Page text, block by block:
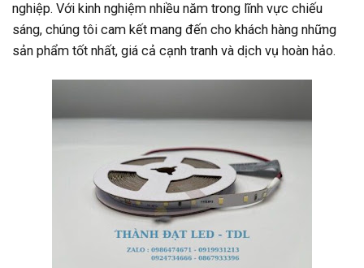
nghiệp. Với kinh nghiệm nhiều năm trong lĩnh vực chiếu
sáng, chúng tôi cam kết mang đến cho khách hàng những
sản phẩm tốt nhất, giá cả cạnh tranh và dịch vụ hoàn hảo.